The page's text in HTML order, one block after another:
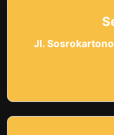
Jl.